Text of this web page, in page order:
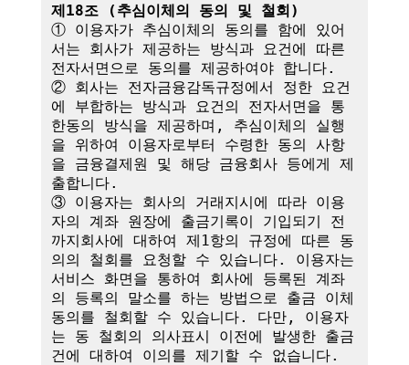
제18조 (추심이체의 동의 및 철회)
① 이용자가 추심이체의 동의를 함에 있어
서는 회사가 제공하는 방식과 요건에 따른
전자서면으로 동의를 제공하여야 합니다.
② 회사는 전자금융감독규정에서 정한 요건
에 부합하는 방식과 요건의 전자서면을 통
한동의 방식을 제공하며, 추심이체의 실행
을 위하여 이용자로부터 수령한 동의 사항
을 금융결제원 및 해당 금융회사 등에게 제
출합니다.
③ 이용자는 회사의 거래지시에 따라 이용
자의 계좌 원장에 출금기록이 기입되기 전
까지회사에 대하여 제1항의 규정에 따른 동
의의 철회를 요청할 수 있습니다. 이용자는
서비스 화면을 통하여 회사에 등록된 계좌
의 등록의 말소를 하는 방법으로 출금 이체
동의를 철회할 수 있습니다. 다만, 이용자
는 동 철회의 의사표시 이전에 발생한 출금
건에 대하여 이의를 제기할 수 없습니다.